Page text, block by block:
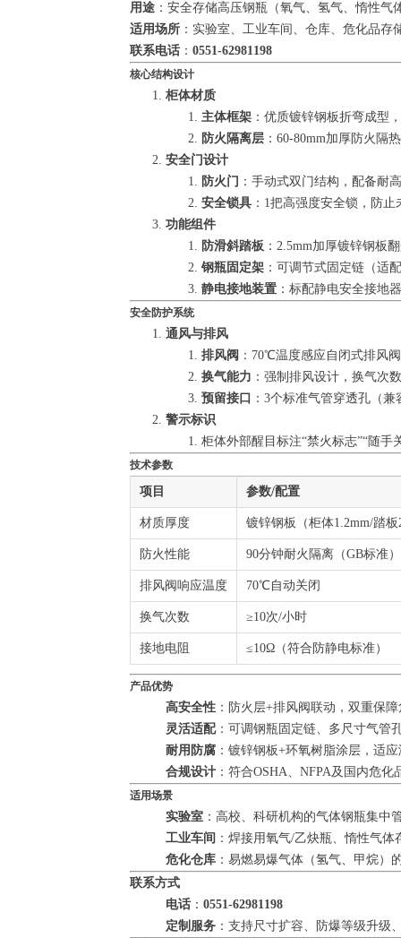
用途 ：安全存储高压钢瓶（氧气、氢气、惰性气
适用场所 ：实验室、工业车间、仓库、危化品存
联系电话 ： 0551-62981198
核心结构设计
柜体材质
主体框架 ：优质镀锌钢板折弯成型
防火隔离层 ：60-80mm加厚防火隔
安全门设计
防火门 ：手动式双门结构，配备耐
安全锁具 ：1把高强度安全锁，防
功能组件
防滑斜踏板 ：2.5mm加厚镀锌钢板
钢瓶固定架 ：可调节式固定链（适
静电接地装置 ：标配静电安全接地
安全防护系统
通风与排风
排风阀 ：70℃温度感应自闭式排风
换气能力 ：强制排风设计，换气次
预留接口 ：3个标准气管穿透孔（
警示标识
柜体外部醒目标注“禁火标志”“随
技术参数
项目 参数/配置
材质厚度 镀锌钢板（柜体1.2mm/踏板
防火性能 90分钟耐火隔离（GB标准）
排风阀响应温度 70℃自动关闭
换气次数 ≥10次/小时
接地电阻 ≤10Ω（符合防静电标准）
产品优势
高安全性 ：防火层+排风阀联动，双重保
灵活适配：可调钢瓶固定链、多尺寸气管
耐用防腐 ：镀锌钢板+环氧树脂涂层，适
合规设计 ：符合OSHA、NFPA及国内危化
适用场景
实验室 ：高校、科研机构的气体钢瓶集中
工业车间 ：焊接用氧气/乙炔瓶、惰性气体
危化仓库 ：易燃易爆气体（氢气、甲烷）
联系方式
电话 ： 0551-62981198
定制服务 ：支持尺寸扩容、防爆等级升级